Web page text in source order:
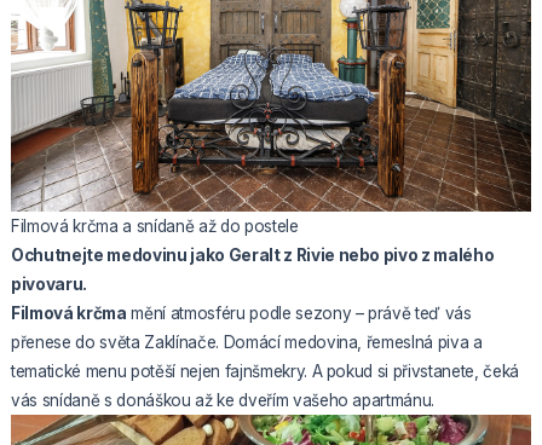
Filmová krčma a snídaně až do postele
Ochutnejte medovinu jako Geralt z Rivie nebo pivo z malého
pivovaru.
Filmová krčma mění atmosféru podle sezony – právě teď vás
přenese do světa Zaklínače. Domácí medovina, řemeslná piva a
tematické menu potěší nejen fajnšmekry. A pokud si přivstanete, čeká
vás snídaně s donáškou až ke dveřím vašeho apartmánu.